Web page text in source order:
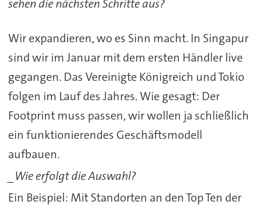
sehen die nächsten Schritte aus?
Wir expandieren, wo es Sinn macht. In Singapur
sind wir im Januar mit dem ersten Händler live
gegangen. Das Vereinigte Königreich und Tokio
folgen im Lauf des Jahres. Wie gesagt: Der
Footprint muss passen, wir wollen ja schließlich
ein funktionierendes Geschäftsmodell
aufbauen.
_Wie erfolgt die Auswahl?
Ein Beispiel: Mit Standorten an den Top Ten der